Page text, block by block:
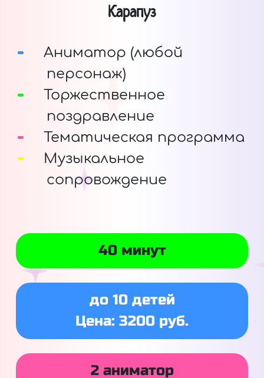
Карапуз
Аниматор (любой
персонаж)
Торжественное
поздравление
Тематическая программа
Музыкальное
сопровождение
40 минут
до 10 детей
Цена: 3200 руб.
2 аниматор